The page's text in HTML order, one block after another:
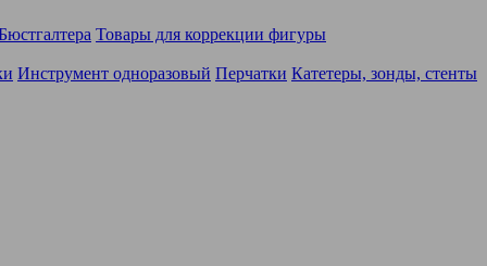
Товары для коррекции фигуры
Инструмент одноразовый Перчатки Катетеры, зонды, стенты